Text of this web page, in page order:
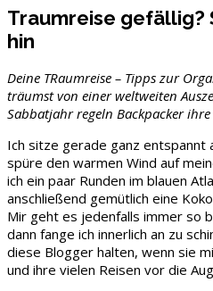
Traumreise gefällig?
hin
Deine TRaumreise – Tipps zur
träumst von einer weltweiten
Sabbatjahr regeln Backpacker ihre
Ich sitze gerade ganz entspannt
spüre den warmen Wind auf
ich ein paar Runden im blauen
anschließend gemütlich eine
Mir geht es jedenfalls immer so
dann fange ich innerlich an zu
diese Blogger halten, wenn sie
und ihre vielen Reisen vor die